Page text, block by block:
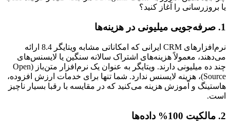
یا بروزرسانی را آغاز کنید؟
1. صرفه‌جویی میلیونی در هزینه‌ها
نرم‌افزارهای CRM ایرانی که امکاناتی مشابه ویتایگر 8.4 ارائه
می‌دهند، معمولاً هزینه‌های اشتراک سالانه سنگین یا لایسنس‌های
چند ده میلیونی دارند. ویتایگر به عنوان یک نرم‌افزار متن‌باز (Open
Source)، هزینه لایسنس ندارد. شما تنها برای خدمات ارزش افزوده،
هاستینگ و آموزش هزینه می‌کنید که در مقایسه با رقبا بسیار ناچیز
است.
2. مالکیت 100% داده‌ها